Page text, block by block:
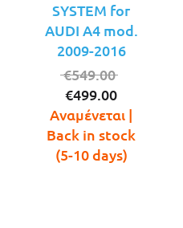
SYSTEM for
AUDI A4 mod.
2009-2016
€549.00
was:
€549.00.
€499.00
τρέχουσα
τιμή
είναι:
Αναμένεται |
Back in stock
(5-10 days)